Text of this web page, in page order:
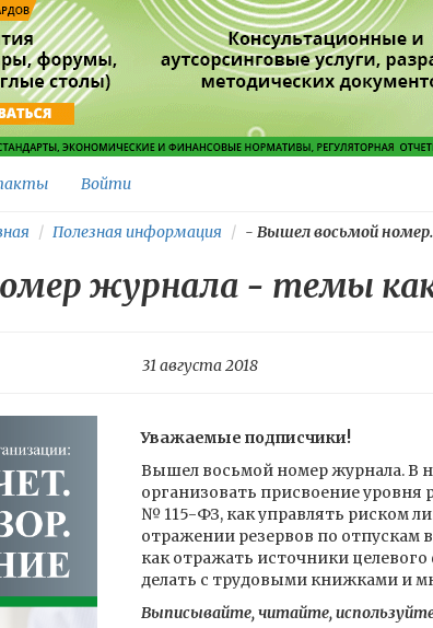
Войти
Полезная информация - Вышел восьмой
журнала - темы
31 августа 2018
Уважаемые подписчики!
Вышел восьмой номер журнала. В
организовать присвоение уровня
№ 115-ФЗ, как управлять риском
отражении резервов по отпускам
как отражать источники
делать с трудовыми книжками и
Выписывайте, читайте,